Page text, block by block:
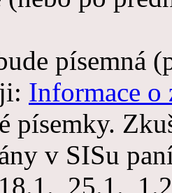
písemná
Informace o
písemky.
v SISu
25.1.,